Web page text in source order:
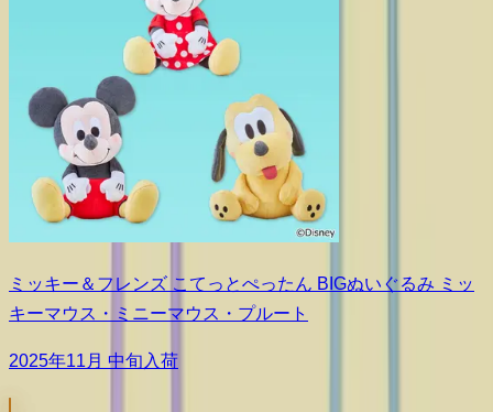
ミッキー＆フレンズ こてっとぺったん BIGぬいぐるみ ミッ
キーマウス・ミニーマウス・プルート
2025年11月 中旬入荷